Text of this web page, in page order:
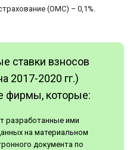
(ОМС) – 0,1%.
ставки взносов
2017-2020 гг.)
фирмы, которые:
разработанные ими
на материальном
документа по